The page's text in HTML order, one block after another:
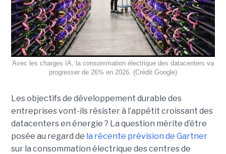
Avec les charges IA, la consommation électrique des datacenters va
progresser de 26% en 2026. (Crédit Google)
Les objectifs de développement durable des
entreprises vont-ils résister à l’appétit croissant des
datacenters en énergie ? La question mérite d’être
posée au regard de la récente prévision de Gartner
sur la consommation électrique des centres de